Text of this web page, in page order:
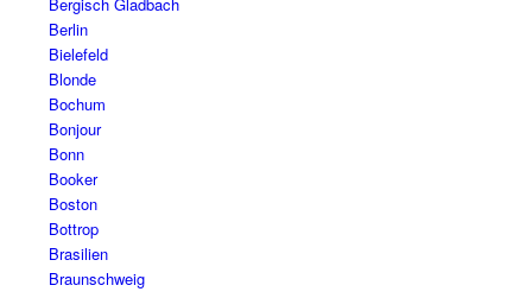
Berlin
Bielefeld
Blonde
Bochum
Bonjour
Bonn
Booker
Boston
Bottrop
Brasilien
Braunschweig